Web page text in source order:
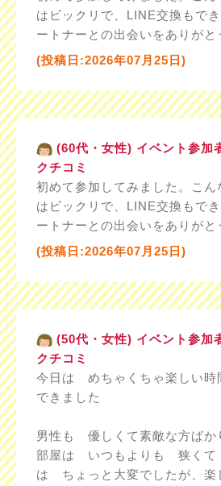
はビックリで、LINE交換もで
ートナーとの出会いをありがと
(投稿日:2026年07月25日)
(60代・女性) イベント参加
クチコミ
初めて参加してみました。こん
はビックリで、LINE交換もで
ートナーとの出会いをありがと
(投稿日:2026年07月25日)
(50代・女性) イベント参加
クチコミ
今日は めちゃくちゃ楽しい時
できました
男性も 優しくて素敵な方ばか
部屋は いつもよりも 狭くて
は ちょっと大変でしたが、楽